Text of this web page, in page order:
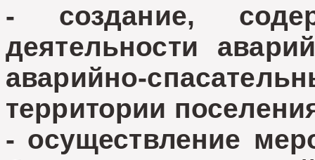
- создание,
деятельности
аварийно-
территории
- осуществление